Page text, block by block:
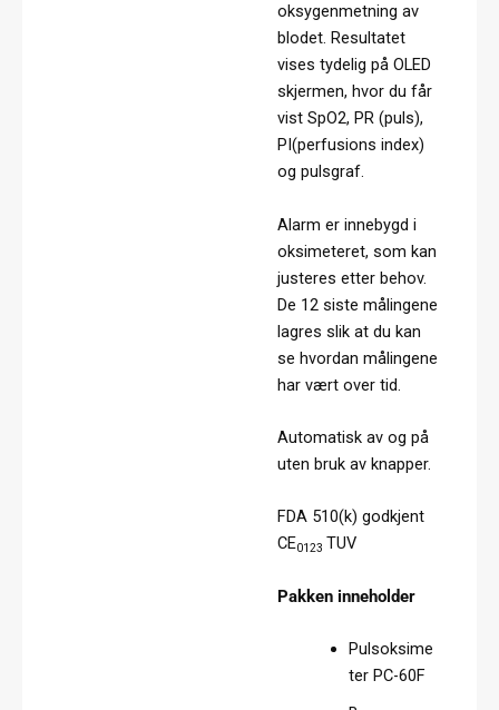
oksygenmetning av
blodet. Resultatet
vises tydelig på OLED
skjermen, hvor du får
vist SpO2, PR (puls),
PI(perfusions index)
og pulsgraf.
Alarm er innebygd i
oksimeteret, som kan
justeres etter behov.
De 12 siste målingene
lagres slik at du kan
se hvordan målingene
har vært over tid.
Automatisk av og på
uten bruk av knapper.
FDA 510(k) godkjent
CE0123 TUV
Pakken inneholder
Pulsoksime
ter PC-60F